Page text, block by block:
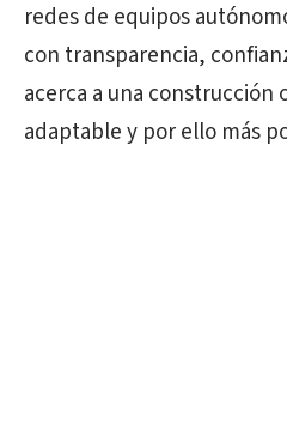
redes de equipos
con transparencia,
acerca a una construcción
adaptable y por ello más